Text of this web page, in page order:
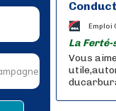
Emploi
La Ferté-
Vous